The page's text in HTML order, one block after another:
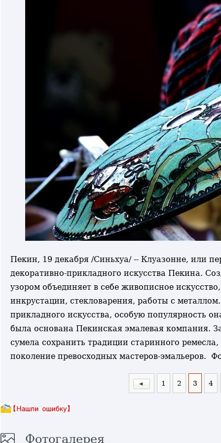
Пекин, 19 декабря /Синьхуа/ -- Клуазонне, или
декоративно-прикладного искусства Пекина.
узором объединяет в себе живописное
инкрустации, стекловарения, работы с
прикладного искусства, особую популярность
была основана Пекинская эмалевая компания.
сумела сохранить традиции старинного
поколение превосходных мастеров-эмальеров.
1 2 3 4
Фотогалерея